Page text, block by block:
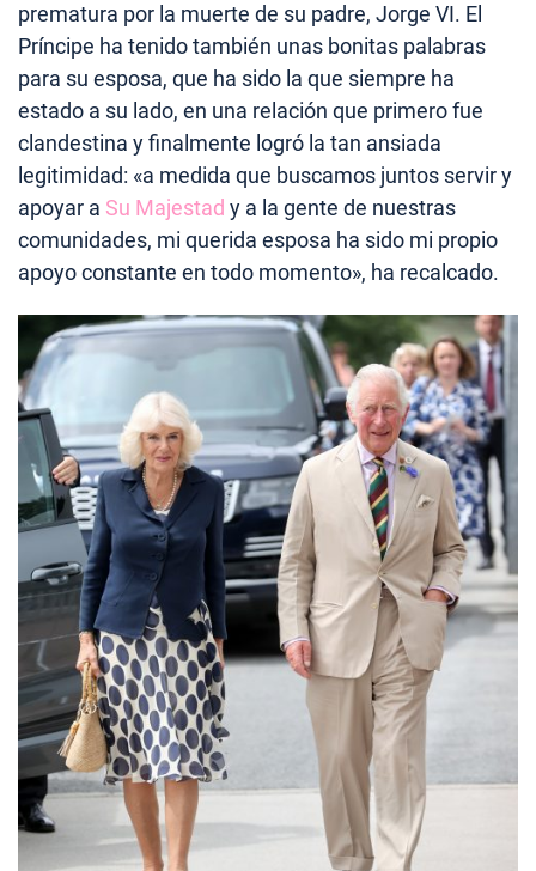
prematura por la muerte de su padre, Jorge VI. El
Príncipe ha tenido también unas bonitas palabras
para su esposa, que ha sido la que siempre ha
estado a su lado, en una relación que primero fue
clandestina y finalmente logró la tan ansiada
legitimidad: «a medida que buscamos juntos servir y
apoyar a Su Majestad y a la gente de nuestras
comunidades, mi querida esposa ha sido mi propio
apoyo constante en todo momento», ha recalcado.